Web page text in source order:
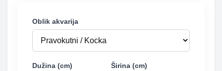
Oblik akvarija
Dužina (cm) Širina (cm)